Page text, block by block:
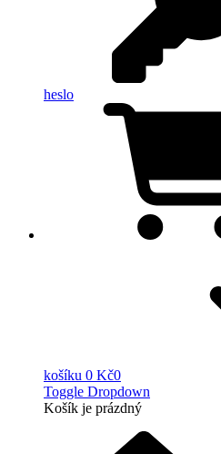
heslo
košíku 0 Kč0
Toggle Dropdown
Košík je prázdný